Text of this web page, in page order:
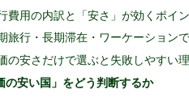
費用の内訳と「安さ」が効くポイ
旅行・長期滞在・ワーケーション
の安さだけで選ぶと失敗しやすい
の安い国」をどう判断するか